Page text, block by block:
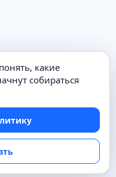
какие
собираться